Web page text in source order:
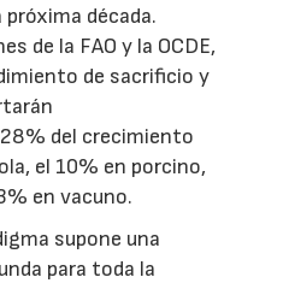
década.
de la FAO y la OCDE,
de sacrificio y
del crecimiento
el 10% en porcino,
en vacuno.
supone una
para toda la